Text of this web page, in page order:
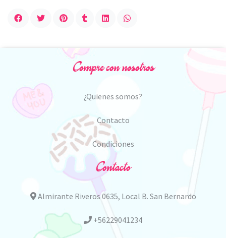
Compre con nosotros
¿Quienes somos?
Contacto
Condiciones
Contacto
Almirante Riveros 0635, Local B. San Bernardo
+56229041234